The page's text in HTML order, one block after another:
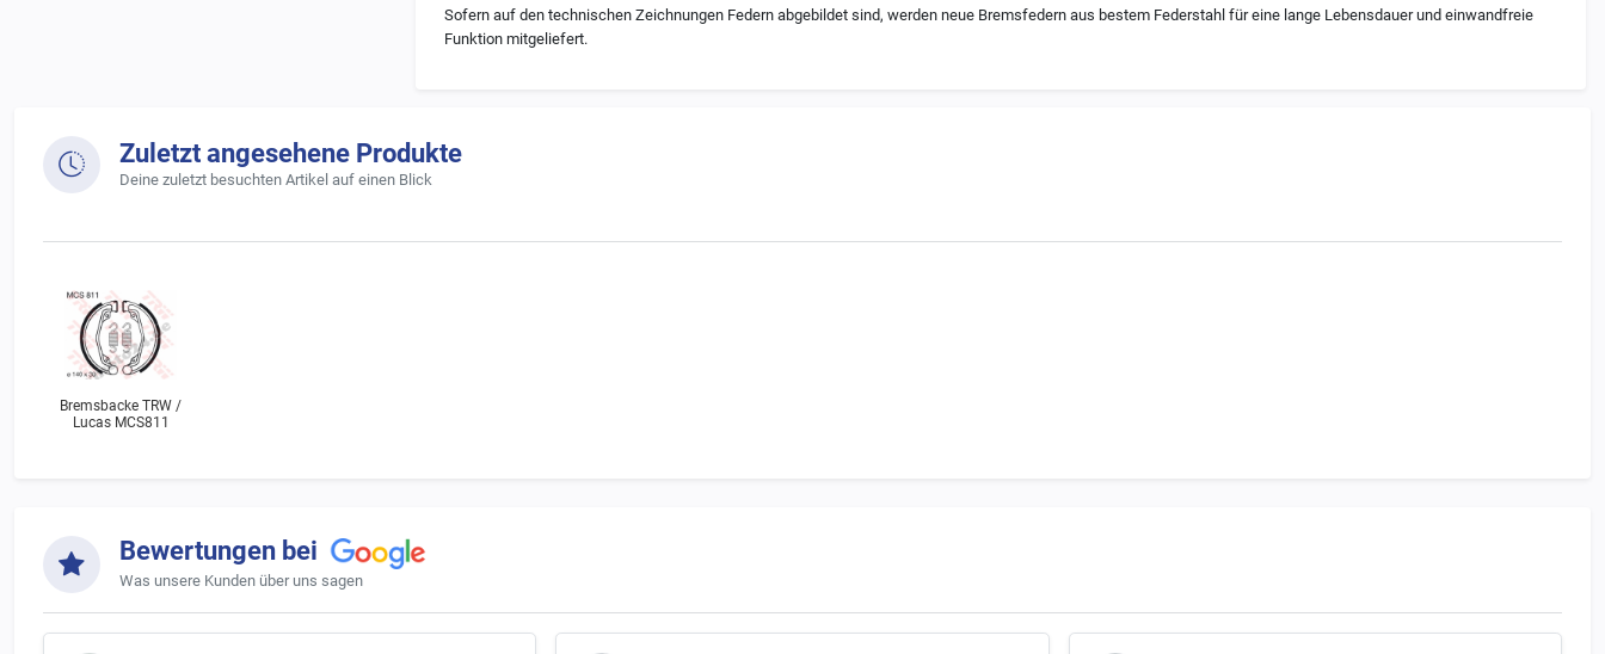
Sofern auf den technischen Zeichnungen Federn abgebildet sind, werden neue Bremsfedern aus bestem Federstahl für eine lange Lebensdauer und einwandfreie
Funktion mitgeliefert.
Zuletzt angesehene Produkte
Deine zuletzt besuchten Artikel auf einen Blick
Bremsbacke TRW /
Lucas MCS811
Bewertungen bei
Was unsere Kunden über uns sagen